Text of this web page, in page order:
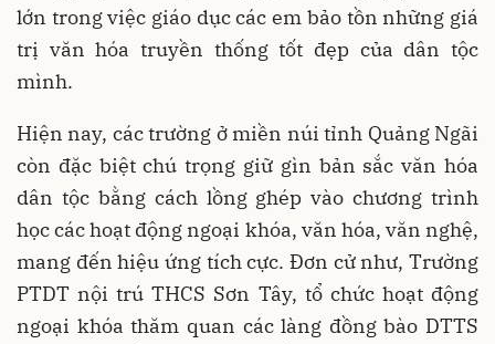
lớn trong việc giáo dục các em bảo tồn những giá
trị văn hóa truyền thống tốt đẹp của dân tộc
mình.
Hiện nay, các trường ở miền núi tỉnh Quảng Ngãi
còn đặc biệt chú trọng giữ gìn bản sắc văn hóa
dân tộc bằng cách lồng ghép vào chương trình
học các hoạt động ngoại khóa, văn hóa, văn nghệ,
mang đến hiệu ứng tích cực. Đơn cử như, Trường
PTDT nội trú THCS Sơn Tây, tổ chức hoạt động
ngoại khóa thăm quan các làng đồng bào DTTS